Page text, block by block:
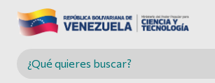
Buscar en MINCYT